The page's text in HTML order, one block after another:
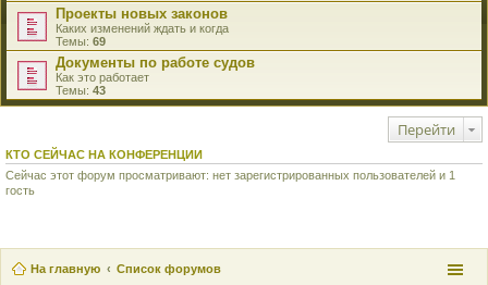
Проекты новых законов
Каких изменений ждать и когда
Темы: 69
Документы по работе судов
Как это работает
Темы: 43
Перейти
КТО СЕЙЧАС НА КОНФЕРЕНЦИИ
Сейчас этот форум просматривают: нет зарегистрированных пользователей и 1
гость
На главную Список форумов